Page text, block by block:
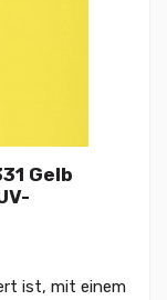
Gelb
ist, mit einem